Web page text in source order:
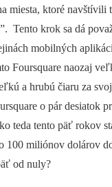
miesta, ktoré navštívili
Tento krok sa dá
mobilných
Foursquare naozaj
a hrubú čiaru za
o pár desiatok
teda tento päť rokov
100 miliónov dolárov
od nuly?